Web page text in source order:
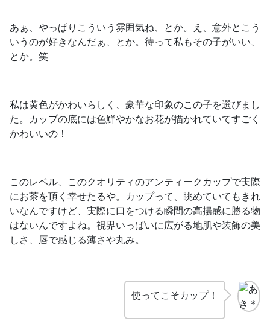
あぁ、やっぱりこういう雰囲気ね、とか。え、意外とこう
いうのが好きなんだぁ、とか。待って私もその子がいい、
とか。笑
私は黄色がかわいらしく、豪華な印象のこの子を選びまし
た。カップの底には色鮮やかなお花が描かれていてすごく
かわいいの！
このレベル、このクオリティのアンティークカップで実際
にお茶を頂く幸せたるや。カップって、眺めていてもきれ
いなんですけど、 実際に口をつける瞬間の高揚感に勝る物
はないんですよね。視界いっぱいに広がる地肌や装飾の美
しさ、唇で感じる薄さや丸み。
使ってこそカップ！